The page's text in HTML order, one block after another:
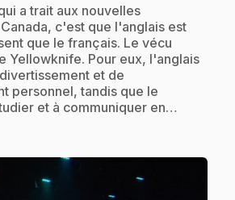
a trait aux nouvelles
c'est que l'anglais est
que le français. Le vécu
Yellowknife. Pour eux, l'anglais
et de
personnel, tandis que le
et à communiquer en…